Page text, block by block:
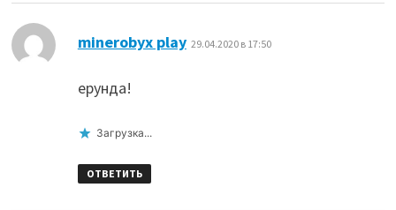
minerobyx play: 29.04.2020 в 17:50
ерунда!
Загрузка...
ОТВЕТИТЬ